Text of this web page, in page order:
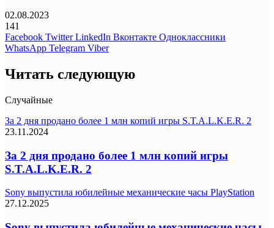
02.08.2023
141
Facebook Twitter LinkedIn Вконтакте Одноклассники
WhatsApp Telegram Viber
Читать следующую
Случайные
За 2 дня продано более 1 млн копий игры S.T.A.L.K.E.R. 2
23.11.2024
За 2 дня продано более 1 млн копий игры
S.T.A.L.K.E.R. 2
Sony выпустила юбилейные механические часы PlayStation
27.12.2025